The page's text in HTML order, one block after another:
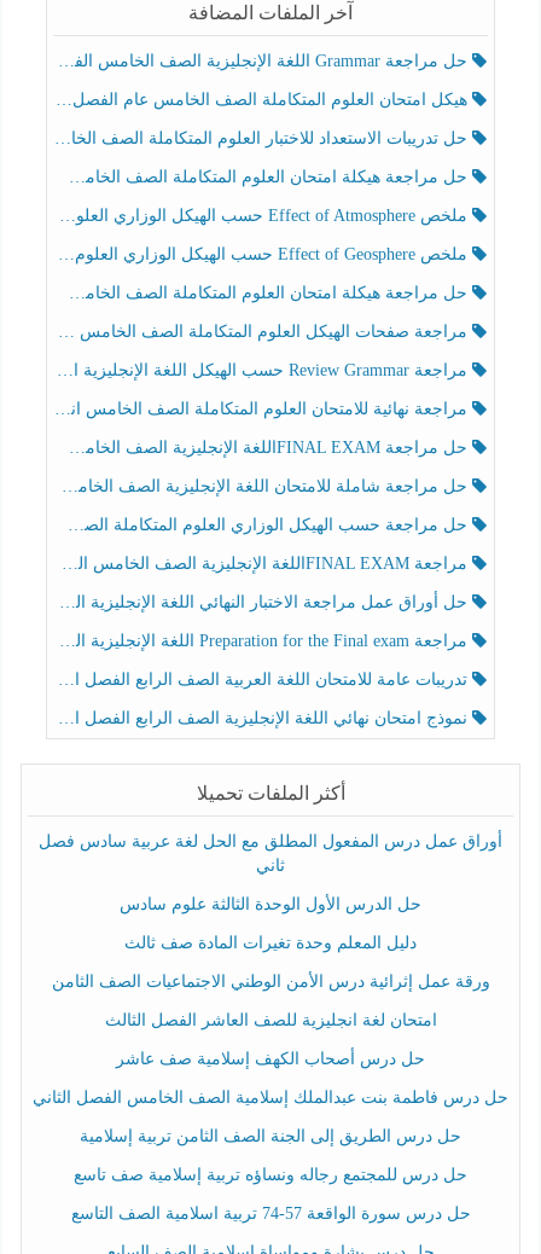
آخر الملفات المضافة
حل مراجعة Grammar اللغة الإنجليزية الصف الخامس الفصل الثالث
هيكل امتحان العلوم المتكاملة الصف الخامس عام الفصل الدراسي الثالث 2025-2026
حل تدريبات الاستعداد للاختبار العلوم المتكاملة الصف الخامس عام الفصل الثالث
حل مراجعة هيكلة امتحان العلوم المتكاملة الصف الخامس انسبير الفصل الثالث
ملخص Effect of Atmosphere حسب الهيكل الوزاري العلوم المتكاملة الصف الخامس انسبير الفصل الثالث
ملخص Effect of Geosphere حسب الهيكل الوزاري العلوم المتكاملة الصف الخامس انسبير الفصل الثالث
حل مراجعة هيكلة امتحان العلوم المتكاملة الصف الخامس عام الفصل الثالث
مراجعة صفحات الهيكل العلوم المتكاملة الصف الخامس انسبير الفصل الثالث
مراجعة Review Grammar حسب الهيكل اللغة الإنجليزية الصف الخامس الفصل الثالث
مراجعة نهائية للامتحان العلوم المتكاملة الصف الخامس انسبير الفصل الثالث
حل مراجعة FINAL EXAMاللغة الإنجليزية الصف الخامس الفصل الثالث
حل مراجعة شاملة للامتحان اللغة الإنجليزية الصف الخامس الفصل الثالث
حل مراجعة حسب الهيكل الوزاري العلوم المتكاملة الصف الخامس عام الفصل الثالث
مراجعة FINAL EXAMاللغة الإنجليزية الصف الخامس الفصل الثالث
حل أوراق عمل مراجعة الاختبار النهائي اللغة الإنجليزية الصف الرابع الفصل الثالث
مراجعة Preparation for the Final exam اللغة الإنجليزية الصف الرابع الفصل الثالث
تدريبات عامة للامتحان اللغة العربية الصف الرابع الفصل الثالث
نموذج امتحان نهائي اللغة الإنجليزية الصف الرابع الفصل الثالث
أكثر الملفات تحميلا
أوراق عمل درس المفعول المطلق مع الحل لغة عربية سادس فصل
ثاني
حل الدرس الأول الوحدة الثالثة علوم سادس
دليل المعلم وحدة تغيرات المادة صف ثالث
ورقة عمل إثرائية درس الأمن الوطني الاجتماعيات الصف الثامن
امتحان لغة انجليزية للصف العاشر الفصل الثالث
حل درس أصحاب الكهف إسلامية صف عاشر
حل درس فاطمة بنت عبدالملك إسلامية الصف الخامس الفصل الثاني
حل درس الطريق إلى الجنة الصف الثامن تربية إسلامية
حل درس للمجتمع رجاله ونساؤه تربية إسلامية صف تاسع
حل درس سورة الواقعة 57-74 تربية اسلامية الصف التاسع